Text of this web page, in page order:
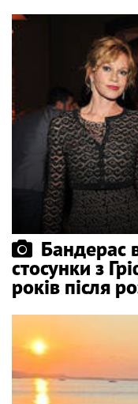
Бандерас
стосунки з
років після